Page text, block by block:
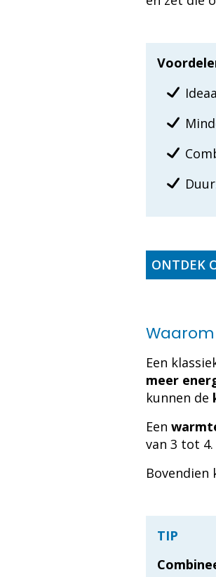
ONTDEK
Een
meer
kunnen de
Een
van 3 tot
Bovendien
TIP